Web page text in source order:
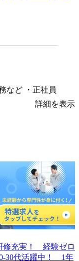
など ・正社員
詳細を表示